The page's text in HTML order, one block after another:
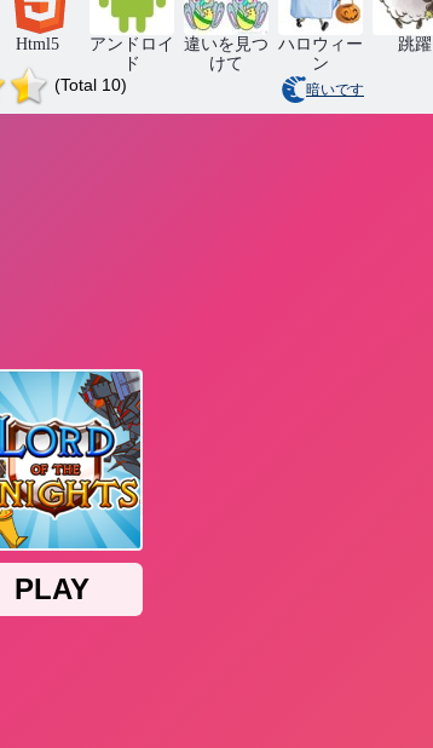
王家の門を脱
出する
王室救出クエ
スト
中世の脱出
Html5
アンドロイ
ド
違いを見つ
けて
ハロウィー
ン
跳躍
(Total 10) 暗いです